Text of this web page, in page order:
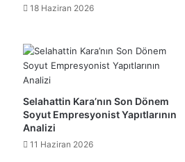
18 Haziran 2026
Selahattin Kara’nın Son Dönem
Soyut Empresyonist Yapıtlarının
Analizi
11 Haziran 2026